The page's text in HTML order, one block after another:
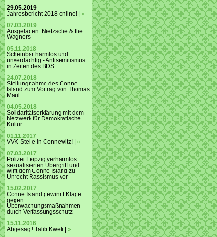
29.05.2019
Jahresbericht 2018 online! | »
07.03.2019
Ausgeladen. Nietzsche & the
Wagners
05.11.2018
Scheinbar harmlos und
unverdächtig - Antisemitismus
in Zeiten des BDS
24.07.2018
Stellungnahme des Conne
Island zum Vortrag von Thomas
Maul
04.05.2018
Solidaritätserklärung mit dem
Netzwerk für Demokratische
Kultur
01.11.2017
VVK-Stelle in Connewitz! | »
07.03.2017
Polizei Leipzig verharmlost
sexualisierten Übergriff und
wirft dem Conne Island zu
Unrecht Rassismus vor
15.02.2017
Conne Island gewinnt Klage
gegen
Überwachungsmaßnahmen
durch Verfassungsschutz
15.11.2016
Abgesagt! Talib Kweli | »